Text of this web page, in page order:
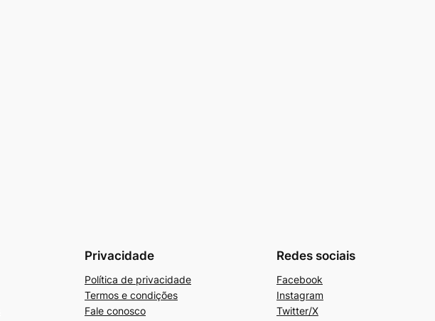
Privacidade
Política de privacidade
Termos e condições
Fale conosco
Redes sociais
Facebook
Instagram
Twitter/X